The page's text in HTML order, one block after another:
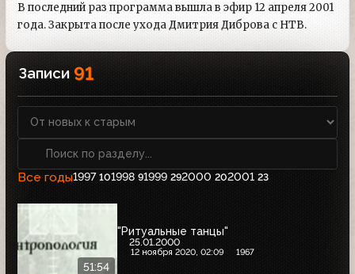
В последний раз программа вышла в эфир 12 апреля 2001
года. Закрыта после ухода Дмитрия Диброва с НТВ.
Записи 91
Все годы1997 101998 91999 292000 202001 23
51:54
"Ритуальные танцы"
25.01.2000
12 ноября 2020, 02:09 1967